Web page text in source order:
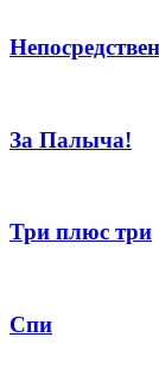
За Палыча!
Три плюс три
Спи